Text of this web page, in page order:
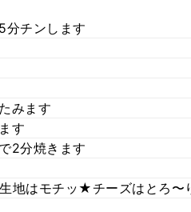
分チンします
みます
す
2分焼きます
地はモチッ★チーズはとろ